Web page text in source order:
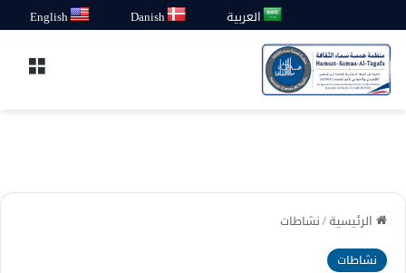
العربية Danish
English
الرئيسية/نشاطات
نشاطات